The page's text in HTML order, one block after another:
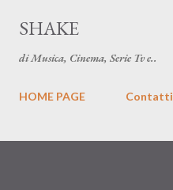
SHAKE
di Musica, Cinema, Serie Tv e..
HOME PAGE Contatti